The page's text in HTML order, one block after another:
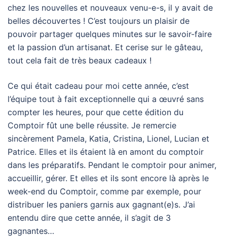
chez les nouvelles et nouveaux venu-e-s, il y avait de
belles découvertes ! C’est toujours un plaisir de
pouvoir partager quelques minutes sur le savoir-faire
et la passion d’un artisanat. Et cerise sur le gâteau,
tout cela fait de très beaux cadeaux !
Ce qui était cadeau pour moi cette année, c’est
l’équipe tout à fait exceptionnelle qui a œuvré sans
compter les heures, pour que cette édition du
Comptoir fût une belle réussite. Je remercie
sincèrement Pamela, Katia, Cristina, Lionel, Lucian et
Patrice. Elles et ils étaient là en amont du comptoir
dans les préparatifs. Pendant le comptoir pour animer,
accueillir, gérer. Et elles et ils sont encore là après le
week-end du Comptoir, comme par exemple, pour
distribuer les paniers garnis aux gagnant(e)s. J’ai
entendu dire que cette année, il s’agit de 3
gagnantes…